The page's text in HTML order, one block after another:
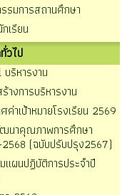
รมการสถานศึกษา
เรียน
วไป
บริหารงาน
างการบริหารงาน
ค่าเป้าหมายโรงเรียน 2569
นาคุณภาพการศึกษา
(ฉบับปรับปรุง2567)
แผนปฏิบัติการประจำปี